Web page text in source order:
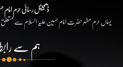
ڈیجیٹل رسائی حرم امام
یہاں حرم مطہر حضرت امام حسین علیہ السلام سے متعلق
ہم سے